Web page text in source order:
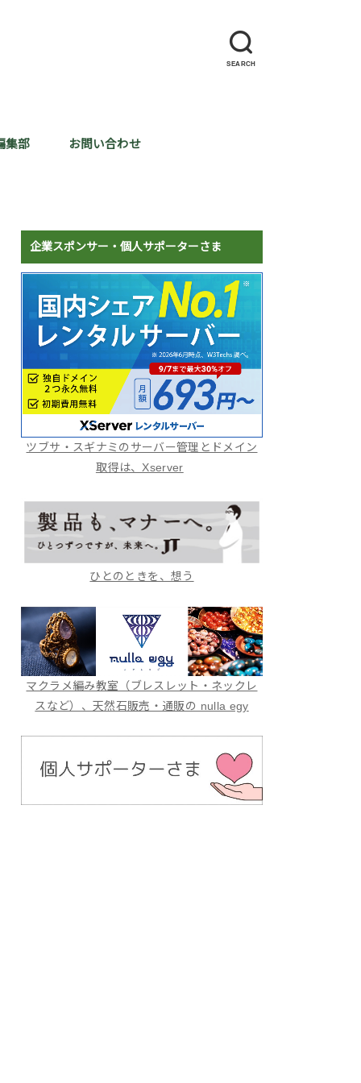
SEARCH
集部 お問い合わせ
企業スポンサー・個人サポーターさま
ツブサ・スギナミのサーバー管理とドメイン
取得は、Xserver
ひとのときを、想う
マクラメ編み教室（ブレスレット・ネックレ
スなど）、天然石販売・通販の nulla egy